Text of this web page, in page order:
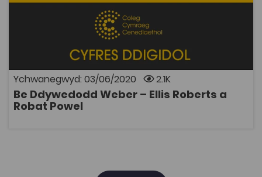
Ychwanegwyd: 03/06/2020 2.1K
Be Ddywedodd Weber – Ellis Roberts a
Robat Powel
Adnodd Coleg Cymraeg
Detholiad o waith Max Weber yn ei eiriau ei hun wedi
eu cyfieithu i'r Gymraeg. Weber oedd un o brif
sylfaenwyr cymdeithaseg fodern a llywiodd ei ddull
gweithio newydd 'Verstehen', sef dull deongliadol neu
gyfranogol o astudio ffenomena gymdeithasol, y
maes. Rhoddodd Weber bwyslais ar ddeall yr ystyr a
phwrpas mae unigolyn yn ei roi i'w weithredoedd ei
hun.AGOR